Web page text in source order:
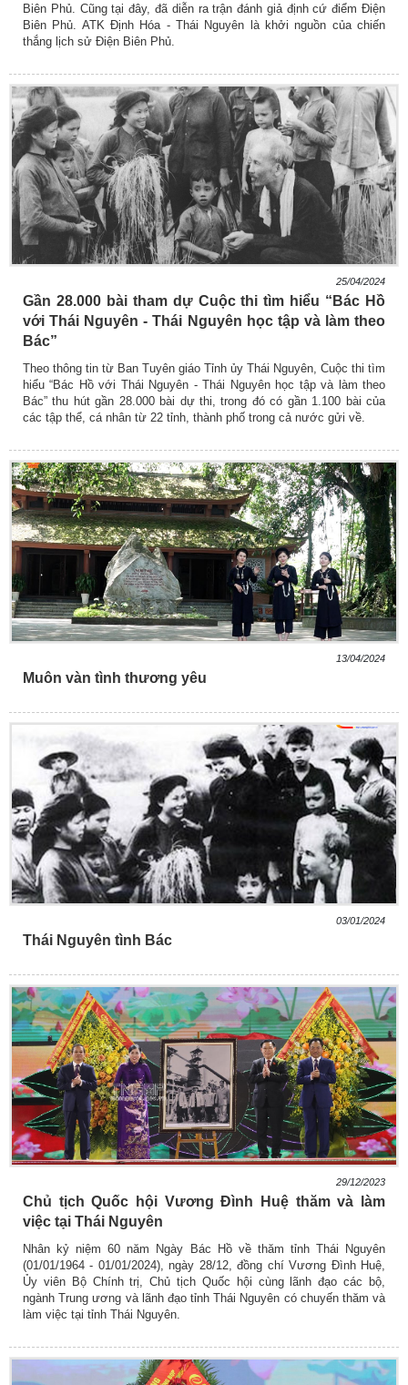
Biên Phủ. Cũng tại đây, đã diễn ra trận đánh giả định cứ điểm Điện
Biên Phủ. ATK Định Hóa - Thái Nguyên là khởi nguồn của chiến
thắng lịch sử Điện Biên Phủ.
25/04/2024
Gần 28.000 bài tham dự Cuộc thi tìm hiểu “Bác Hồ
với Thái Nguyên - Thái Nguyên học tập và làm theo
Bác”
Theo thông tin từ Ban Tuyên giáo Tỉnh ủy Thái Nguyên, Cuộc thi tìm
hiểu “Bác Hồ với Thái Nguyên - Thái Nguyên học tập và làm theo
Bác” thu hút gần 28.000 bài dự thi, trong đó có gần 1.100 bài của
các tập thể, cá nhân từ 22 tỉnh, thành phố trong cả nước gửi về.
13/04/2024
Muôn vàn tình thương yêu
03/01/2024
Thái Nguyên tình Bác
29/12/2023
Chủ tịch Quốc hội Vương Đình Huệ thăm và làm
việc tại Thái Nguyên
Nhân kỷ niệm 60 năm Ngày Bác Hồ về thăm tỉnh Thái Nguyên
(01/01/1964 - 01/01/2024), ngày 28/12, đồng chí Vương Đình Huệ,
Ủy viên Bộ Chính trị, Chủ tịch Quốc hội cùng lãnh đạo các bộ,
ngành Trung ương và lãnh đạo tỉnh Thái Nguyên có chuyến thăm và
làm việc tại tỉnh Thái Nguyên.